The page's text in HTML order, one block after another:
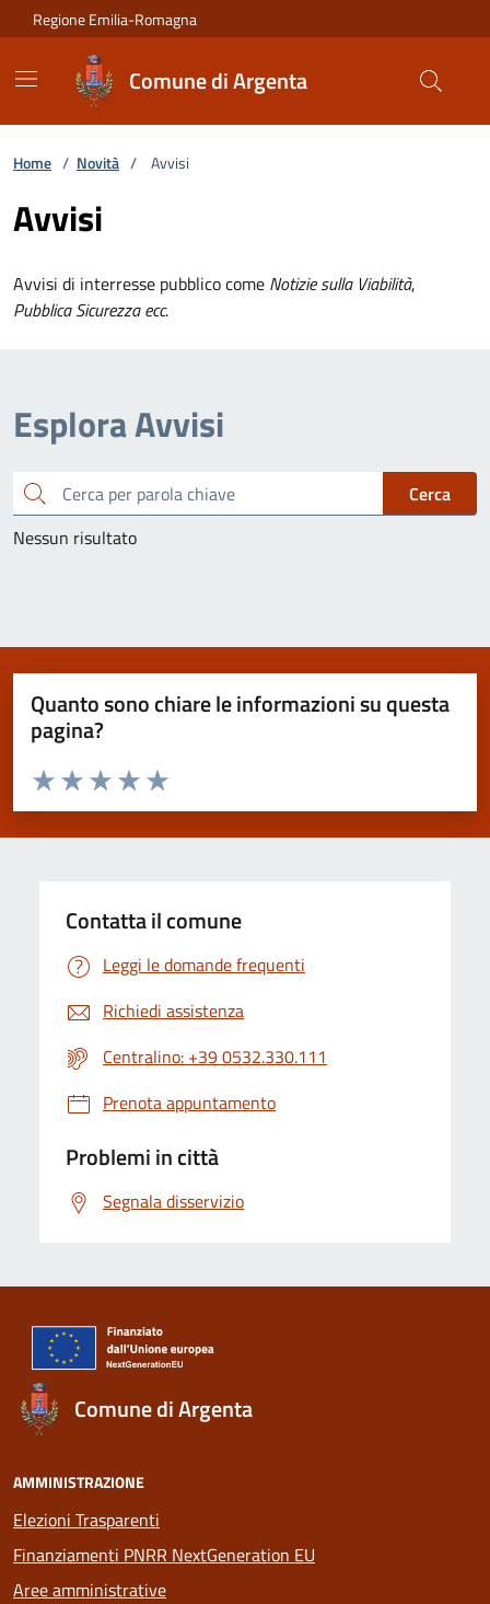
Vai ai contenuti
Vai al footer
Regione Emilia-Romagna
Comune di Argenta
Home / Novità / Avvisi
Avvisi
Avvisi di interresse pubblico come Notizie sulla Viabilità,
Pubblica Sicurezza ecc.
Esplora Avvisi
Cerca una parola chiave
Cerca
Nessun risultato
Quanto sono chiare le informazioni su questa
pagina?
Valuta da 1 a 5 stelle la pagina
Valuta 5 stelle su 5
Valuta 4 stelle su 5
Valuta 3 stelle su 5
Valuta 2 stelle su 5
Valuta 1 stelle su 5
Contatta il comune
Leggi le domande frequenti
Richiedi assistenza
Centralino: +39 0532.330.111
Prenota appuntamento
Problemi in città
Segnala disservizio
Comune di Argenta
AMMINISTRAZIONE
Elezioni Trasparenti
Finanziamenti PNRR NextGeneration EU
Aree amministrative